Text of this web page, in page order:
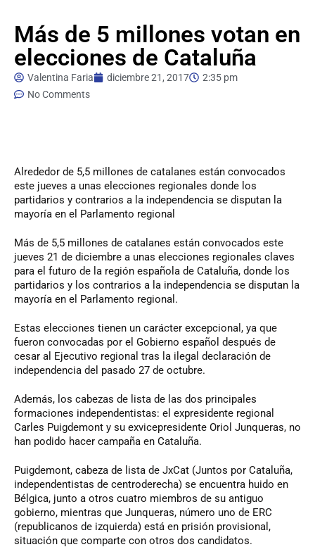
Más de 5 millones votan en
elecciones de Cataluña
Valentina Faria diciembre 21, 2017
2:35 pm
No Comments
Alrededor de 5,5 millones de catalanes están convocados
este jueves a unas elecciones regionales donde los
partidarios y contrarios a la independencia se disputan la
mayoría en el Parlamento regional
Más de 5,5 millones de catalanes están convocados este
jueves 21 de diciembre a unas elecciones regionales claves
para el futuro de la región española de Cataluña, donde los
partidarios y los contrarios a la independencia se disputan la
mayoría en el Parlamento regional.
Estas elecciones tienen un carácter excepcional, ya que
fueron convocadas por el Gobierno español después de
cesar al Ejecutivo regional tras la ilegal declaración de
independencia del pasado 27 de octubre.
Además, los cabezas de lista de las dos principales
formaciones independentistas: el expresidente regional
Carles Puigdemont y su exvicepresidente Oriol Junqueras, no
han podido hacer campaña en Cataluña.
Puigdemont, cabeza de lista de JxCat (Juntos por Cataluña,
independentistas de centroderecha) se encuentra huido en
Bélgica, junto a otros cuatro miembros de su antiguo
gobierno, mientras que Junqueras, número uno de ERC
(republicanos de izquierda) está en prisión provisional,
situación que comparte con otros dos candidatos.